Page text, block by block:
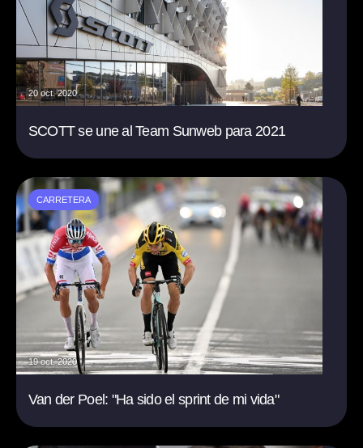
20 oct. 2020
SCOTT se une al Team Sunweb para 2021
CARRETERA
19 oct. 2020
Van der Poel: "Ha sido el sprint de mi vida"